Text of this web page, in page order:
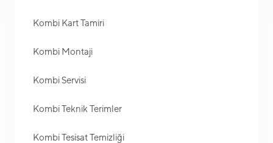
Kombi Kart Tamiri
Kombi Montaji
Kombi Servisi
Kombi Teknik Terimler
Kombi Tesisat Temizliği